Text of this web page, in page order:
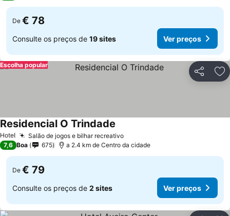
De € 78
Consulte os preços de 19 sites Ver preços
Partilhar
Escolha popular
Hotel Salão de jogos e bilhar recreativo
Residencial O Trindade
7,6 Boa 675 a 2.4 km de Centro da cidade
De € 79
Consulte os preços de 2 sites Ver preços